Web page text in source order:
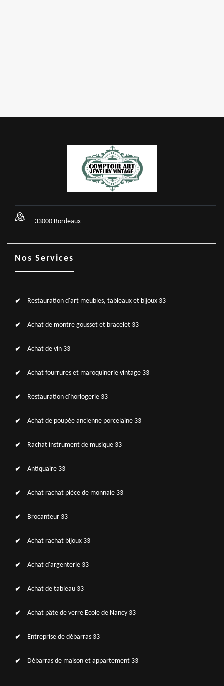
33000 Bordeaux
Nos Services
Restauration d'art meubles, tableaux et bijoux 33
Achat de montre gousset et bracelet 33
Achat de vin 33
Achat fourrures et maroquinerie vintage 33
Restauration d'horlogerie 33
Achat de poupée ancienne porcelaine 33
Rachat instrument de musique 33
Antiquaire 33
Achat rachat pièce de monnaie 33
Brocanteur 33
Achat rachat bijoux 33
Achat d'argenterie 33
Achat de tableau 33
Achat pâte de verre Ecole de Nancy 33
Entreprise de débarras 33
Débarras de maison et appartement 33